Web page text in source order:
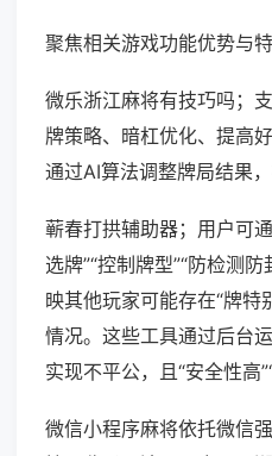
聚焦相关游戏功能优势与特
微乐浙江麻将有技巧吗；
牌策略、暗杠优化、提高
通过AI算法调整牌局结果，
蕲春打拱辅助器；用户可
选牌”“控制牌型”“防检测
映其他玩家可能存在“牌特
情况。这些工具通过后台
实现不平公，且“安全性高
微信小程序麻将依托微信